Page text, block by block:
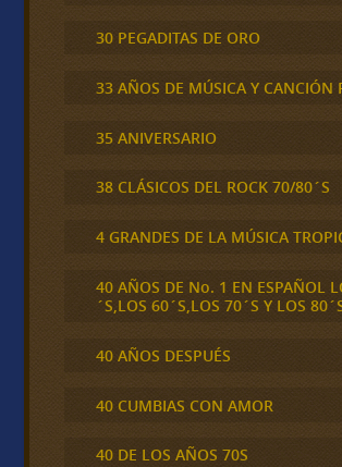
30 PEGADITAS DE ORO
33 AÑOS DE MÚSICA Y CANCIÓN
35 ANIVERSARIO
38 CLÁSICOS DEL ROCK 70/80´S
4 GRANDES DE LA MÚSICA
40 AÑOS DE No. 1 EN ESPAÑOL
´S,LOS 60´S,LOS 70´S Y LOS
40 AÑOS DESPUÉS
40 CUMBIAS CON AMOR
40 DE LOS AÑOS 70S